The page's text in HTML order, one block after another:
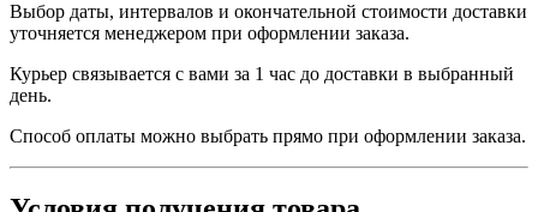
Выбор даты, интервалов и окончательной стоимости доставки
уточняется менеджером при оформлении заказа.
Курьер связывается с вами за 1 час до доставки в выбранный
день.
Способ оплаты можно выбрать прямо при оформлении заказа.